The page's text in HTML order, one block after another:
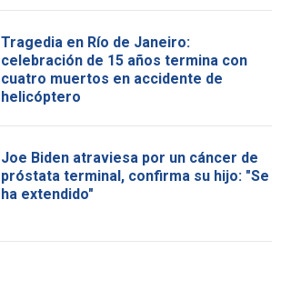
Tragedia en Río de Janeiro:
celebración de 15 años termina con
cuatro muertos en accidente de
helicóptero
Joe Biden atraviesa por un cáncer de
próstata terminal, confirma su hijo: "Se
ha extendido"